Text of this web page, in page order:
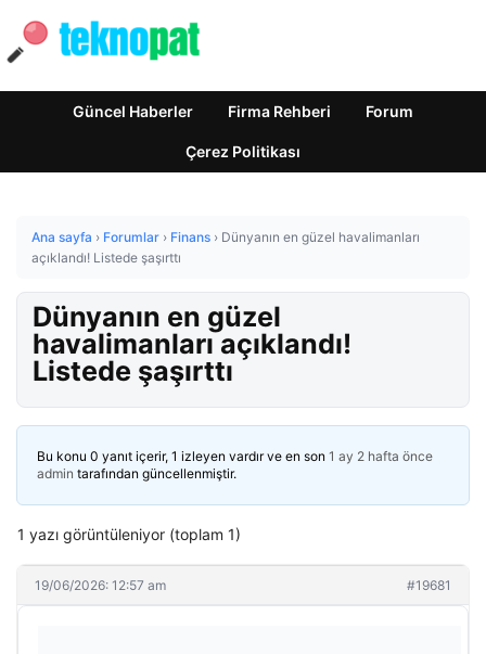
Güncel Haberler Firma Rehberi Forum
Çerez Politikası
Ana sayfa › Forumlar › Finans › Dünyanın en güzel havalimanları
açıklandı! Listede şaşırttı
Dünyanın en güzel
havalimanları açıklandı!
Listede şaşırttı
Bu konu 0 yanıt içerir, 1 izleyen vardır ve en son 1 ay 2 hafta önce
admin tarafından güncellenmiştir.
1 yazı görüntüleniyor (toplam 1)
19/06/2026: 12:57 am #19681